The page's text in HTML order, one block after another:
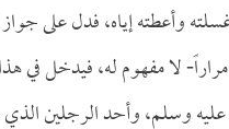
وأعطته إياه، فدل على
لا مفهوم له، فيدخل في
وسلم، وأحد الرجلين